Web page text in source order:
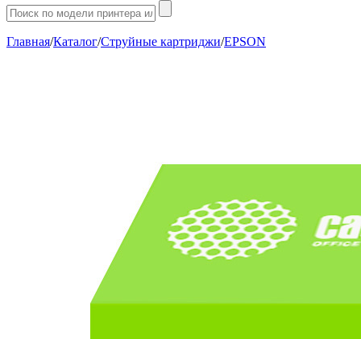
Главная/Каталог/Струйные картриджи/EPSON